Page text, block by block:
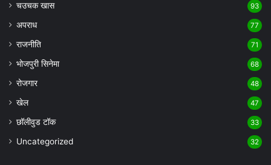
चउचक खास 93
अपराध 77
राजनीति 71
भोजपुरी सिनेमा 68
रोजगार 48
खेल 47
छॉलीवुड टॉक 33
Uncategorized 32